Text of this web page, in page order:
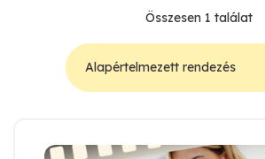
Összesen 1 találat